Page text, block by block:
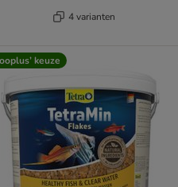
4 varianten
keuze